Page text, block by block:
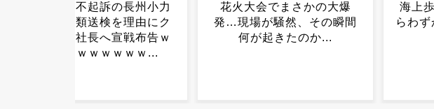
海上歩道橋が崩落 竣工か
らわずか13年… …＆lt; \`Д
´＆gt;...
【猛
急搬
消
花火大会でまさかの大爆
発…現場が騒然、その瞬間
何が起きたのか...